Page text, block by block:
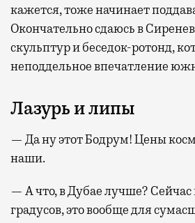
кажется, тоже начинает
Окончательно сдаюсь в
скульптур и беседок-ротонд,
неподдельное впечатление
Лазурь и липы
— Да ну этот Бодрум! Цены
наши.
— А что, в Дубае лучше? Сейчас
градусов, это вообще для